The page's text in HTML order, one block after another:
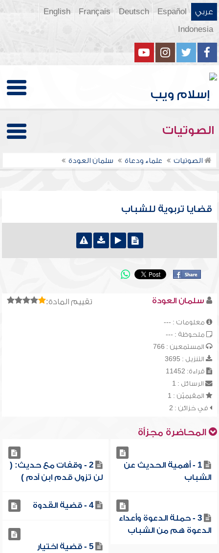
عربي Español
Deutsch
Français
English
Indonesia
الصوتيات
الصوتيات علماء ودعاة سلمان العودة
قضايا تربوية للشباب
تقييم المادة: سلمان العودة
معلومات : ---
ملحوظة : ---
المستمعين : 766
التنزيل : 3695
قراءة: 11452
الرسائل : 1
المقيميّن : 1
في خزائن : 2
المحاضرة مجزأة
1 - أهمية الحديث عن
الشباب
2 - وقفات مع حديث: (
لن تزول قدم ابن آدم )
3 - حملة الدعوة وأعداء
الدعوة هم من الشباب
4 - قضية القدوة
5 - قضية اختيار